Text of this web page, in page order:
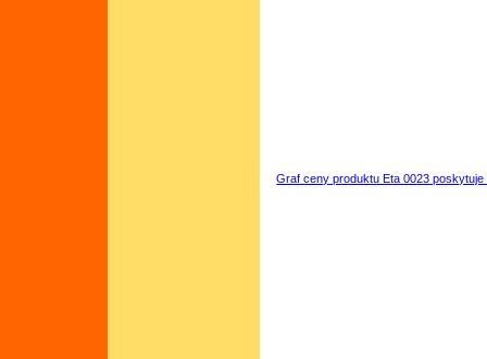
Graf ceny produktu Eta 0023